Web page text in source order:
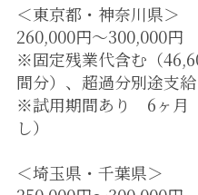
＜東京都・神奈川県＞
260,000円～300,000円
※固定残業代含む（
間分）、超過分別途支給
※試用期間あり 6ヶ月
し）
＜埼玉県・千葉県＞